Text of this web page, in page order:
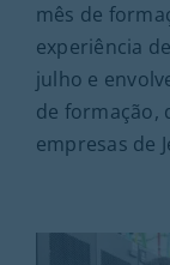
mês de
experiência
julho e
de formação,
empresas de